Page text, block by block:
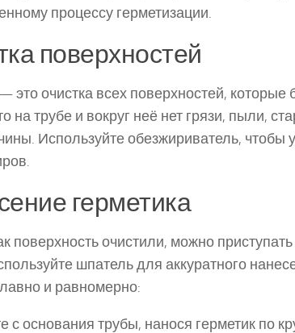
процессу герметизации.
поверхностей
очистка всех поверхностей, которые
на трубе и вокруг неё нет грязи, пыли,
Используйте обезжириватель, чтобы
герметика
поверхность очистили, можно
шпатель для аккуратного
и равномерно:
с основания трубы, нанося герметик по